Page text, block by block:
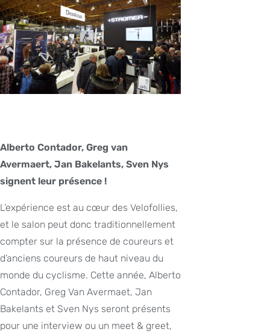
Alberto Contador, Greg van
Avermaert, Jan Bakelants, Sven Nys
signent leur présence !
L’expérience est au cœur des Velofollies,
et le salon peut donc traditionnellement
compter sur la présence de coureurs et
d’anciens coureurs de haut niveau du
monde du cyclisme. Cette année, Alberto
Contador, Greg Van Avermaet, Jan
Bakelants et Sven Nys seront présents
pour une interview ou un meet & greet,